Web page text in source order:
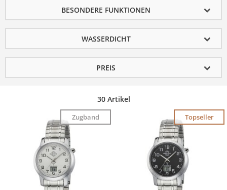
BESONDERE FUNKTIONEN
WASSERDICHT
PREIS
30 Artikel
Zugband Topseller